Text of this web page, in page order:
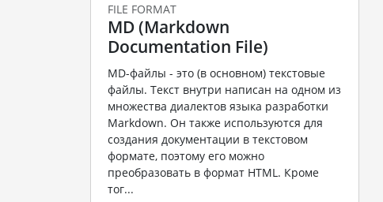
FILE FORMAT
MD (Markdown
Documentation File)
MD-файлы - это (в основном) текстовые
файлы. Текст внутри написан на одном из
множества диалектов языка разработки
Markdown. Он также используются для
создания документации в текстовом
формате, поэтому его можно
преобразовать в формат HTML. Кроме
тог...